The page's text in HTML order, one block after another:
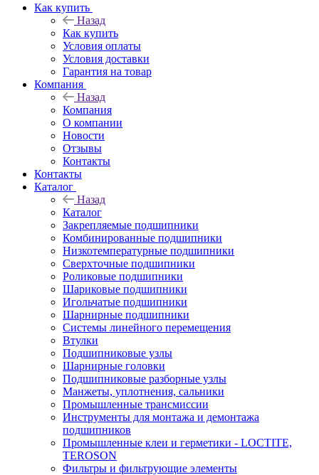
Как купить
Назад
Как купить
Условия оплаты
Условия доставки
Гарантия на товар
Компания
Назад
Компания
О компании
Новости
Отзывы
Контакты
Контакты
Каталог
Назад
Каталог
Закрепляемые подшипники
Комбинированные подшипники
Низкотемпературные подшипники
Сверхточные подшипники
Роликовые подшипники
Шариковые подшипники
Игольчатые подшипники
Шарнирные подшипники
Системы линейного перемещения
Втулки
Подшипниковые узлы
Шарнирные головки
Подшипниковые разборные узлы
Манжеты, уплотнения, сальники
Промышленные трансмиссии
Инструменты для монтажа и демонтажа
подшипников
Промышленные клеи и герметики - LOCTITE,
TEROSON
Фильтры и фильтрующие элементы